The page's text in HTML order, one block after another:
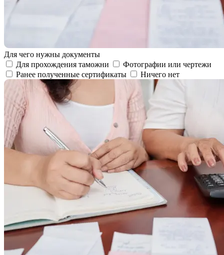
Для чего нужны документы
Для прохождения таможни
Фотографии или чертежи
Ранее полученные сертификаты
Ничего нет